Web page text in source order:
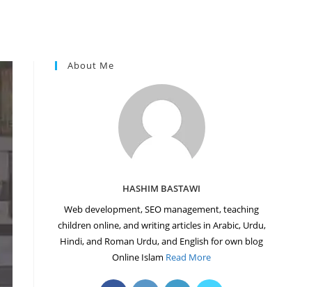
About Me
HASHIM BASTAWI
Web development, SEO management, teaching
children online, and writing articles in Arabic, Urdu,
Hindi, and Roman Urdu, and English for own blog
Online Islam Read More